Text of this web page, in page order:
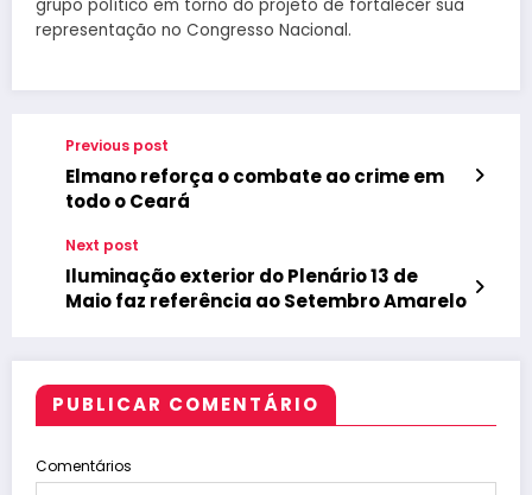
grupo político em torno do projeto de fortalecer sua
representação no Congresso Nacional.
Previous post
Elmano reforça o combate ao crime em
todo o Ceará
Next post
Iluminação exterior do Plenário 13 de
Maio faz referência ao Setembro Amarelo
PUBLICAR COMENTÁRIO
Comentários